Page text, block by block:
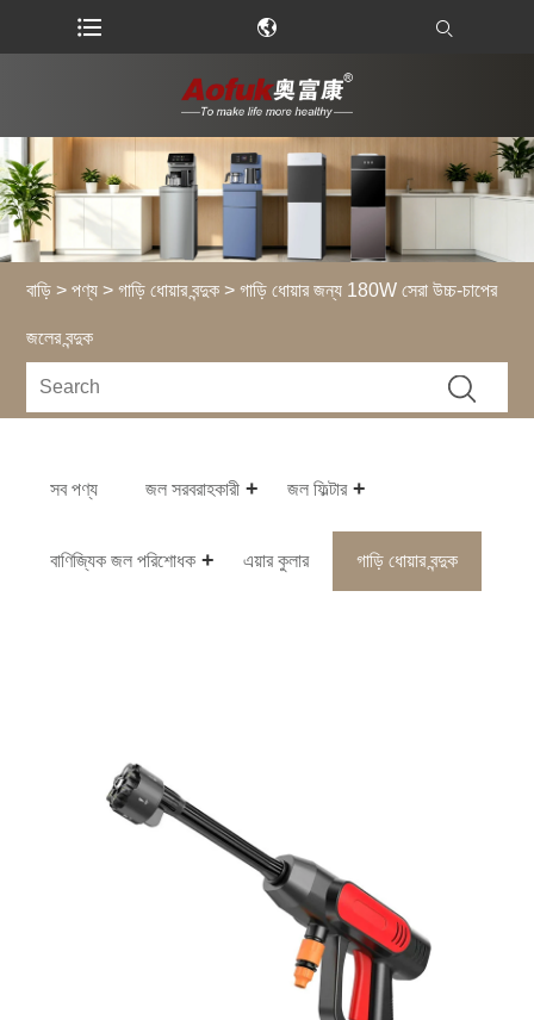
বাড়ি > পণ্য >গাড়ি ধোয়ার বন্দুক > গাড়ি ধোয়ার জন্য 180W সেরা উচ্চ-চাপের
জলের বন্দুক
সব পণ্য জল সরবরাহকারী জল ফিল্টার
বাণিজ্যিক জল পরিশোধক এয়ার কুলার গাড়ি ধোয়ার বন্দুক